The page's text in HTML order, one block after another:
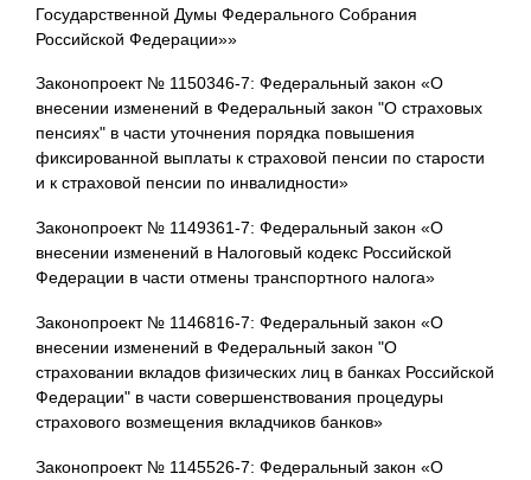
Государственной Думы Федерального Собрания
Российской Федерации»»
Законопроект № 1150346-7: Федеральный закон «О
внесении изменений в Федеральный закон "О страховых
пенсиях" в части уточнения порядка повышения
фиксированной выплаты к страховой пенсии по старости
и к страховой пенсии по инвалидности»
Законопроект № 1149361-7: Федеральный закон «О
внесении изменений в Налоговый кодекс Российской
Федерации в части отмены транспортного налога»
Законопроект № 1146816-7: Федеральный закон «О
внесении изменений в Федеральный закон "О
страховании вкладов физических лиц в банках Российской
Федерации" в части совершенствования процедуры
страхового возмещения вкладчиков банков»
Законопроект № 1145526-7: Федеральный закон «О